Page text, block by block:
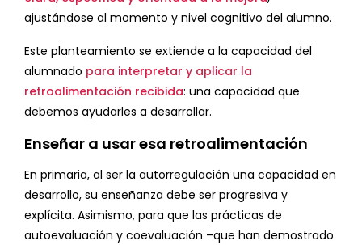
ajustándose al momento y nivel cognitivo del alumno.
Este planteamiento se extiende a la capacidad del
alumnado para interpretar y aplicar la
retroalimentación recibida: una capacidad que
debemos ayudarles a desarrollar.
Enseñar a usar esa retroalimentación
En primaria, al ser la autorregulación una capacidad en
desarrollo, su enseñanza debe ser progresiva y
explícita. Asimismo, para que las prácticas de
autoevaluación y coevaluación –que han demostrado